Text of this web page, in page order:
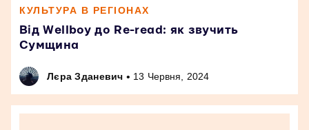
КУЛЬТУРА В РЕГІОНАХ
Від Wellboy до Re-read: як звучить
Сумщина
Лєра Зданевич • 13 Червня, 2024